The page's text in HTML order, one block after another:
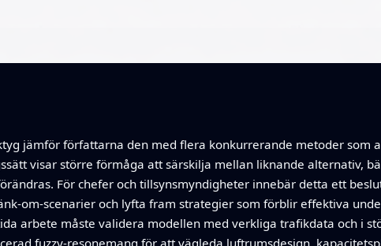
jämför författarna den med flera konkurrerande metoder som
visar större förmåga att särskilja mellan liknande alternativ,
För chefer och tillsynsmyndigheter innebär detta ett
om-scenarier och lyfta fram strategier som förblir effektiva
arbete måste validera modellen med verkliga trafikdata och i
fuzzy-resonemang för att vägleda luftrumsdesign,